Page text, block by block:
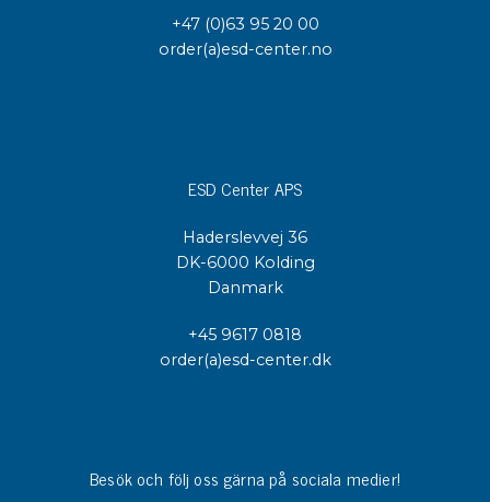
+47 (0)63 95 20 00
order(a)esd-center.no
ESD Center APS
Haderslevvej 36
DK-6000 Kolding
Danmark
+45 9617 0818
order(a)esd-center.dk
Besök och följ oss gärna på sociala medier!